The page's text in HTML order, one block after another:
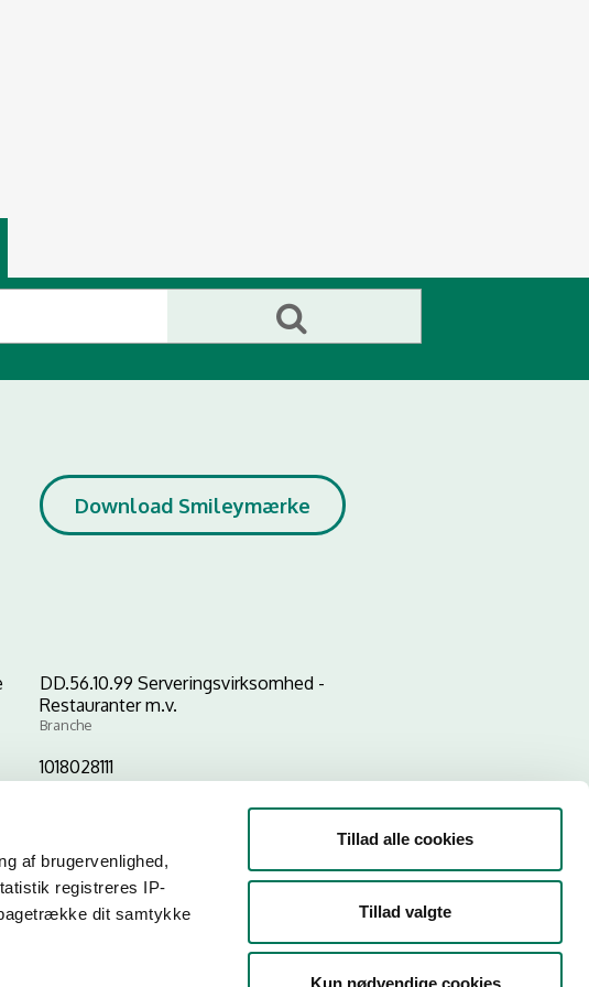
af brugervenlighed,
registreres IP-
dit samtykke
Tillad alle cookies
Tillad valgte
Kun nødvendige cookies
Download Smileymærke
DD.56.10.99 Serveringsvirksomhed -
Restauranter m.v.
Branche
1018028111
P-nr